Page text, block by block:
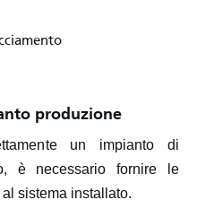
produzione
un impianto di
è necessario fornire le
sistema installato.